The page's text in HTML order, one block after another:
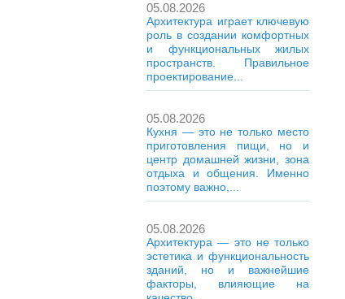
05.08.2026
Архитектура играет ключевую
роль в создании комфортных
и функциональных жилых
пространств. Правильное
проектирование...
05.08.2026
Кухня — это не только место
приготовления пищи, но и
центр домашней жизни, зона
отдыха и общения. Именно
поэтому важно,...
05.08.2026
Архитектура — это не только
эстетика и функциональность
зданий, но и важнейшие
факторы, влияющие на